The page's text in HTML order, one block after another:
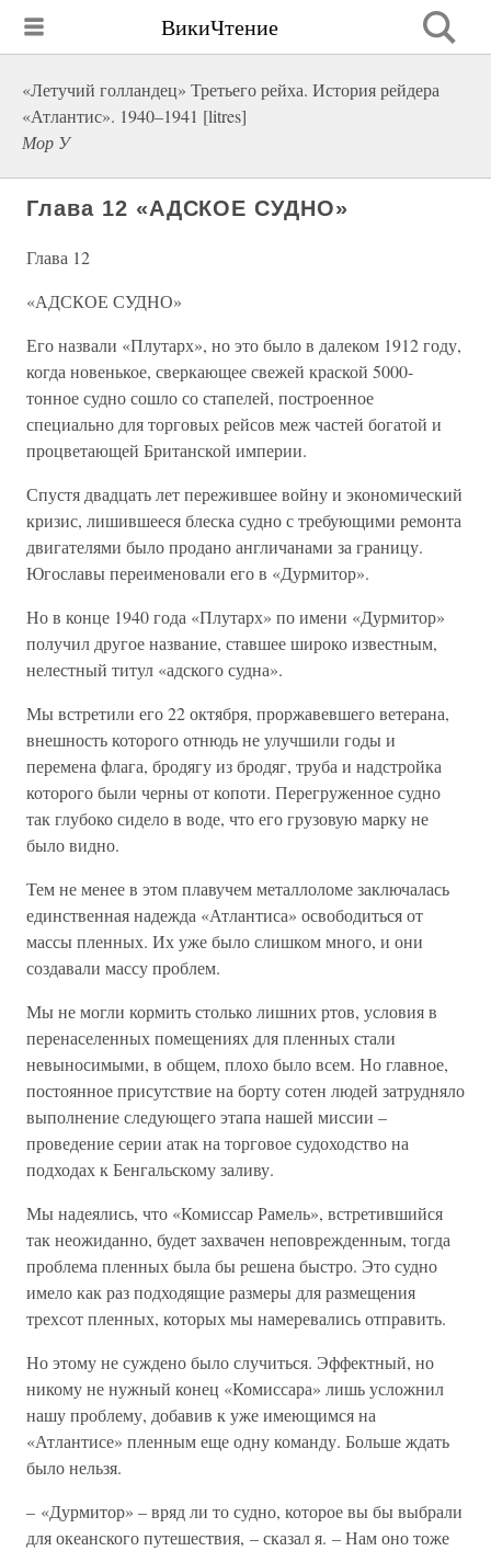
ВикиЧтение
«Летучий голландец» Третьего рейха. История рейдера
«Атлантис». 1940–1941 [litres]
Мор У
Глава 12 «АДСКОЕ СУДНО»
Глава 12
«АДСКОЕ СУДНО»
Его назвали «Плутарх», но это было в далеком 1912 году,
когда новенькое, сверкающее свежей краской 5000-
тонное судно сошло со стапелей, построенное
специально для торговых рейсов меж частей богатой и
процветающей Британской империи.
Спустя двадцать лет пережившее войну и экономический
кризис, лишившееся блеска судно с требующими ремонта
двигателями было продано англичанами за границу.
Югославы переименовали его в «Дурмитор».
Но в конце 1940 года «Плутарх» по имени «Дурмитор»
получил другое название, ставшее широко известным,
нелестный титул «адского судна».
Мы встретили его 22 октября, проржавевшего ветерана,
внешность которого отнюдь не улучшили годы и
перемена флага, бродягу из бродяг, труба и надстройка
которого были черны от копоти. Перегруженное судно
так глубоко сидело в воде, что его грузовую марку не
было видно.
Тем не менее в этом плавучем металлоломе заключалась
единственная надежда «Атлантиса» освободиться от
массы пленных. Их уже было слишком много, и они
создавали массу проблем.
Мы не могли кормить столько лишних ртов, условия в
перенаселенных помещениях для пленных стали
невыносимыми, в общем, плохо было всем. Но главное,
постоянное присутствие на борту сотен людей затрудняло
выполнение следующего этапа нашей миссии –
проведение серии атак на торговое судоходство на
подходах к Бенгальскому заливу.
Мы надеялись, что «Комиссар Рамель», встретившийся
так неожиданно, будет захвачен неповрежденным, тогда
проблема пленных была бы решена быстро. Это судно
имело как раз подходящие размеры для размещения
трехсот пленных, которых мы намеревались отправить.
Но этому не суждено было случиться. Эффектный, но
никому не нужный конец «Комиссара» лишь усложнил
нашу проблему, добавив к уже имеющимся на
«Атлантисе» пленным еще одну команду. Больше ждать
было нельзя.
– «Дурмитор» – вряд ли то судно, которое вы бы выбрали
для океанского путешествия, – сказал я. – Нам оно тоже